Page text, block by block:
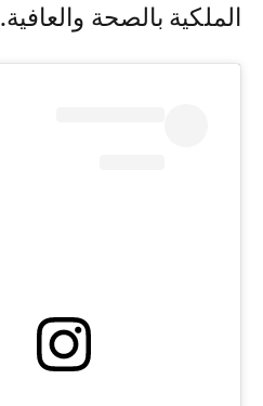
الملكية بالصحة والعافية.